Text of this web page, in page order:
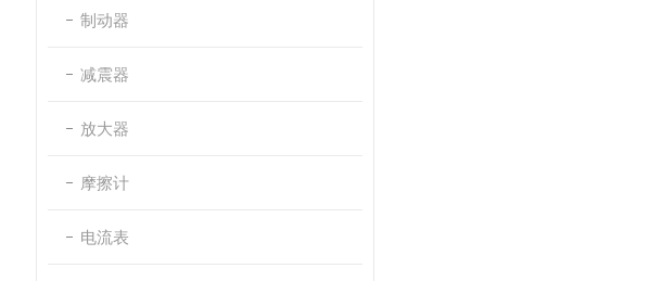
制动器
减震器
放大器
摩擦计
电流表